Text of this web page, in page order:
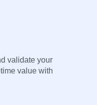
validate your
value with